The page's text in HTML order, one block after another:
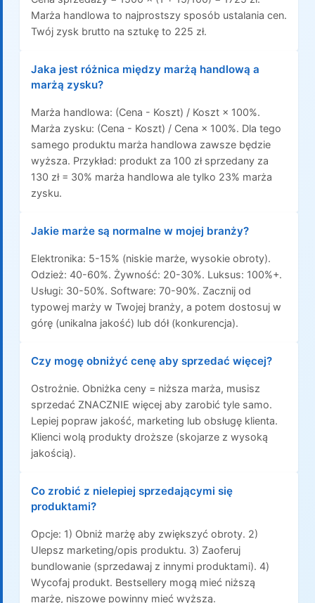
Marża handlowa to najprostszy sposób ustalania cen.
Twój zysk brutto na sztukę to 225 zł.
Jaka jest różnica między marżą handlową a
marżą zysku?
Marża handlowa: (Cena - Koszt) / Koszt × 100%.
Marża zysku: (Cena - Koszt) / Cena × 100%. Dla tego
samego produktu marża handlowa zawsze będzie
wyższa. Przykład: produkt za 100 zł sprzedany za
130 zł = 30% marża handlowa ale tylko 23% marża
zysku.
Jakie marże są normalne w mojej branży?
Elektronika: 5-15% (niskie marże, wysokie obroty).
Odzież: 40-60%. Żywność: 20-30%. Luksus: 100%+.
Usługi: 30-50%. Software: 70-90%. Zacznij od
typowej marży w Twojej branży, a potem dostosuj w
górę (unikalna jakość) lub dół (konkurencja).
Czy mogę obniżyć cenę aby sprzedać więcej?
Ostrożnie. Obniżka ceny = niższa marża, musisz
sprzedać ZNACZNIE więcej aby zarobić tyle samo.
Lepiej popraw jakość, marketing lub obsługę klienta.
Klienci wolą produkty droższe (skojarze z wysoką
jakością).
Co zrobić z nielepiej sprzedającymi się
produktami?
Opcje: 1) Obniż marżę aby zwiększyć obroty. 2)
Ulepsz marketing/opis produktu. 3) Zaoferuj
bundlowanie (sprzedawaj z innymi produktami). 4)
Wycofaj produkt. Bestsellery mogą mieć niższą
marżę, niszowe powinny mieć wyższą.